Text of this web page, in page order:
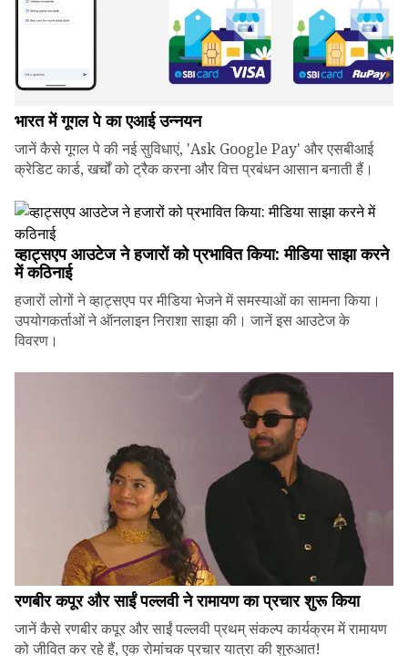
भारत में गूगल पे का एआई उन्नयन
जानें कैसे गूगल पे की नई सुविधाएं, 'Ask Google Pay' और एसबीआई
क्रेडिट कार्ड, खर्चों को ट्रैक करना और वित्त प्रबंधन आसान बनाती हैं।
व्हाट्सएप आउटेज ने हजारों को प्रभावित किया: मीडिया साझा करने
में कठिनाई
हजारों लोगों ने व्हाट्सएप पर मीडिया भेजने में समस्याओं का सामना किया।
उपयोगकर्ताओं ने ऑनलाइन निराशा साझा की। जानें इस आउटेज के
विवरण।
रणबीर कपूर और साईं पल्लवी ने रामायण का प्रचार शुरू किया
जानें कैसे रणबीर कपूर और साईं पल्लवी प्रथम् संकल्प कार्यक्रम में रामायण
को जीवित कर रहे हैं, एक रोमांचक प्रचार यात्रा की शुरुआत!